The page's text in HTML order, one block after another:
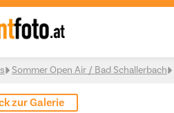
Sommer Open Air / Bad Schallerbach
zur Galerie